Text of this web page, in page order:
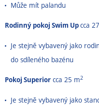
Může mít palandu
Rodinný pokoj Swim Upcca
Je stejně vybavený jako
do sdíleného bazénu
Pokoj Superior cca 25 m2
Je stejně vybavený jako